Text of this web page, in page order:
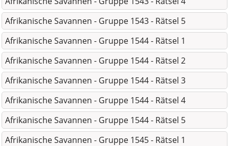
Afrikanische Savannen - Gruppe 1543 - Rätsel 5
Afrikanische Savannen - Gruppe 1544 - Rätsel 1
Afrikanische Savannen - Gruppe 1544 - Rätsel 2
Afrikanische Savannen - Gruppe 1544 - Rätsel 3
Afrikanische Savannen - Gruppe 1544 - Rätsel 4
Afrikanische Savannen - Gruppe 1544 - Rätsel 5
Afrikanische Savannen - Gruppe 1545 - Rätsel 1